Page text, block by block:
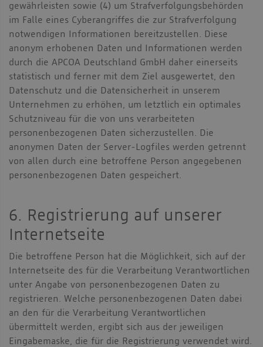
gewährleisten sowie (4) um Strafverfolgungsbehörden
im Falle eines Cyberangriffes die zur Strafverfolgung
notwendigen Informationen bereitzustellen. Diese
anonym erhobenen Daten und Informationen werden
durch die APCOA Deutschland GmbH daher einerseits
statistisch und ferner mit dem Ziel ausgewertet, den
Datenschutz und die Datensicherheit in unserem
Unternehmen zu erhöhen, um letztlich ein optimales
Schutzniveau für die von uns verarbeiteten
personenbezogenen Daten sicherzustellen. Die
anonymen Daten der Server-Logfiles werden getrennt
von allen durch eine betroffene Person angegebenen
personenbezogenen Daten gespeichert.
6. Registrierung auf unserer
Internetseite
Die betroffene Person hat die Möglichkeit, sich auf der
Internetseite des für die Verarbeitung Verantwortlichen
unter Angabe von personenbezogenen Daten zu
registrieren. Welche personenbezogenen Daten dabei
an den für die Verarbeitung Verantwortlichen
übermittelt werden, ergibt sich aus der jeweiligen
Eingabemaske, die für die Registrierung verwendet wird.